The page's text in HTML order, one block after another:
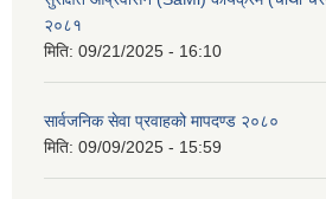
२०८१
मिति: 09/21/2025 - 16:10
सार्वजनिक सेवा प्रवाहको मापदण्ड २०८०
मिति: 09/09/2025 - 15:59